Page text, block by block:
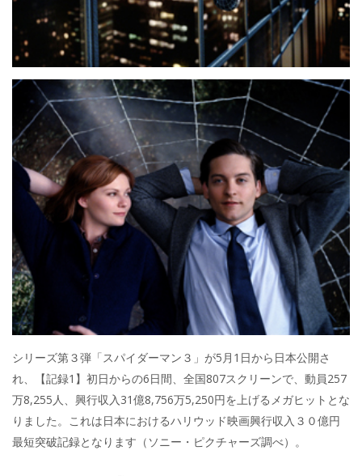
シリーズ第３弾「スパイダーマン３」が5月1日から日本公開さ
れ、【記録1】初日からの6日間、全国807スクリーンで、動員257
万8,255人、興行収入31億8,756万5,250円を上げるメガヒットとな
りました。これは日本におけるハリウッド映画興行収入３０億円
最短突破記録となります（ソニー・ピクチャーズ調べ）。